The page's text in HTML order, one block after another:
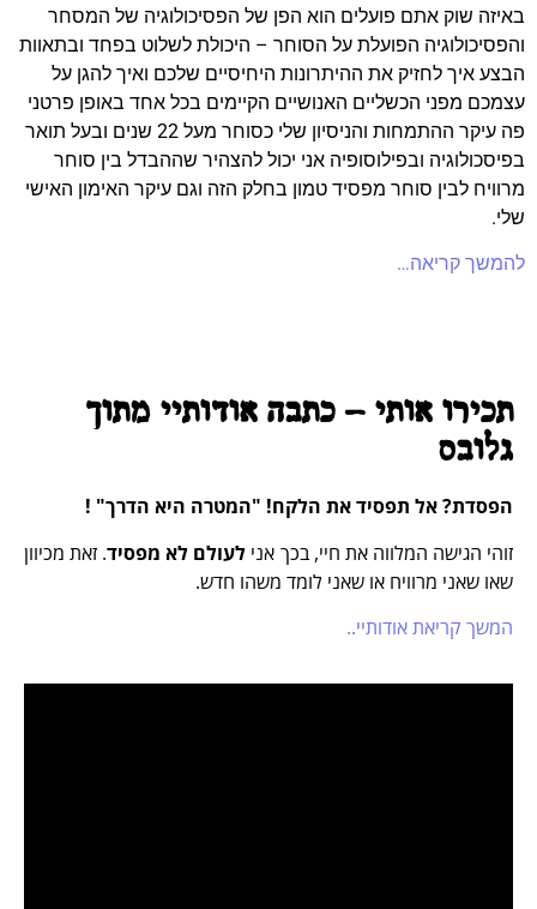
באיזה שוק אתם פועלים הוא הפן של הפסיכולוגיה של המסחר
והפסיכולוגיה הפועלת על הסוחר – היכולת לשלוט בפחד ובתאוות
הבצע איך לחזיק את ההיתרונות היחיסיים שלכם ואיך להגן על
עצמכם מפני הכשליים האנושיים הקיימים בכל אחד באופן פרטני
פה עיקר ההתמחות והניסיון שלי כסוחר מעל 22 שנים ובעל תואר
בפיסכולוגיה ובפילוסופיה אני יכול להצהיר שההבדל בין סוחר
מרוויח לבין סוחר מפסיד טמון בחלק הזה וגם עיקר האימון האישי
שלי.
להמשך קריאה…
תכירו אותי - כתבה אודותיי מתוך
גלובס
הפסדת? אל תפסיד את הלקח! "המטרה היא הדרך" !
זוהי הגישה המלווה את חיי, בכך אני לעולם לא מפסיד. זאת מכיוון
שאו שאני מרוויח או שאני לומד משהו חדש.
המשך קריאת אודותיי..